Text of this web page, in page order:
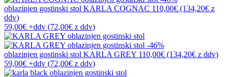
oblazinjen gostinski stol KARLA COGNAC 110,00€ (134,20€ z
ddv)
59,00€ +ddv (72,00€ z ddv)
-46%
oblazinjen gostinski stol KARLA GREY 110,00€ (134,20€ z ddv)
59,00€ +ddv (72,00€ z ddv)